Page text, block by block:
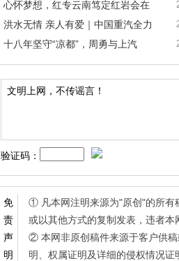
心怀梦想，红专云南笃定红岩会在
洪水无情 亲人有爱｜中国重汽全力
十八年坚守“凉都”，周勇与上汽
验证码：
免
责
声
明
① 凡本网注明来源为"原创"的所有
或以其他方式的复制发表，违者本
② 本网非原创稿件来源于客户供
明、权属证明及详细的侵权情况证